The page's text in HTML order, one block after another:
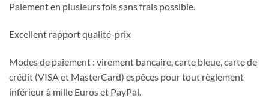
Paiement en plusieurs fois sans frais possible.
Excellent rapport qualité-prix
Modes de paiement : virement bancaire, carte bleue, carte de
crédit (VISA et MasterCard) espèces pour tout règlement
inférieur à mille Euros et PayPal.